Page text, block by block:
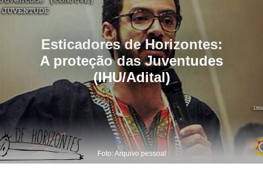
Esticadores de Horizontes:
A proteção das Juventudes
(IHU/Adital)
Foto: Arquivo pessoal